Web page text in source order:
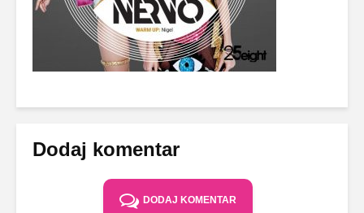
Dodaj komentar
DODAJ KOMENTAR